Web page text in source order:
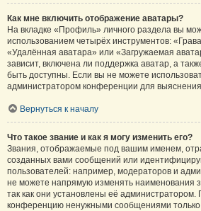
Как мне включить отображение аватары?
На вкладке «Профиль» личного раздела вы
использованием четырёх инструментов:
«Удалённая аватара» или «Загружаемая
зависит, включена ли поддержка аватар, а
быть доступны. Если вы не можете
администратором конференции для
Вернуться к началу
Что такое звание и как я могу изменить его?
Звания, отображаемые под вашим именем,
созданных вами сообщений или
пользователей: например, модераторов и
не можете напрямую изменять наименования
так как они установлены её администратором.
конференцию ненужными сообщениями только